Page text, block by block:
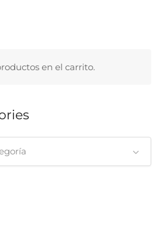
en el carrito.